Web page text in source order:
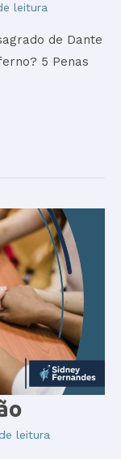
leitura
de Dante
5 Penas
leitura